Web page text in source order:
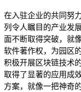
在入驻企业的共同努
列令人瞩目的产业发
面不断取得突破，就
软件著作权，为园区
积极开展区块链技术
取得了显著的应用成
方案，就像一把神奇